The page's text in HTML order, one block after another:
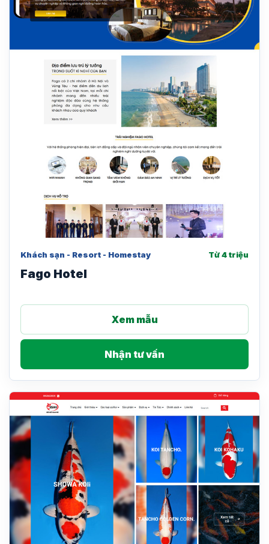
Khách sạn - Resort - Homestay Từ 4 triệu
Fago Hotel
Xem mẫu
Nhận tư vấn